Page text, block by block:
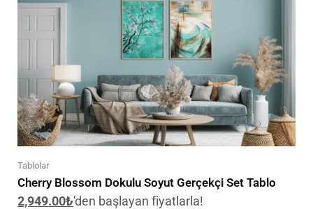
Tablolar
Cherry Blossom Dokulu Soyut Gerçekçi Set Tablo
2,949.00₺'den başlayan fiyatlarla!